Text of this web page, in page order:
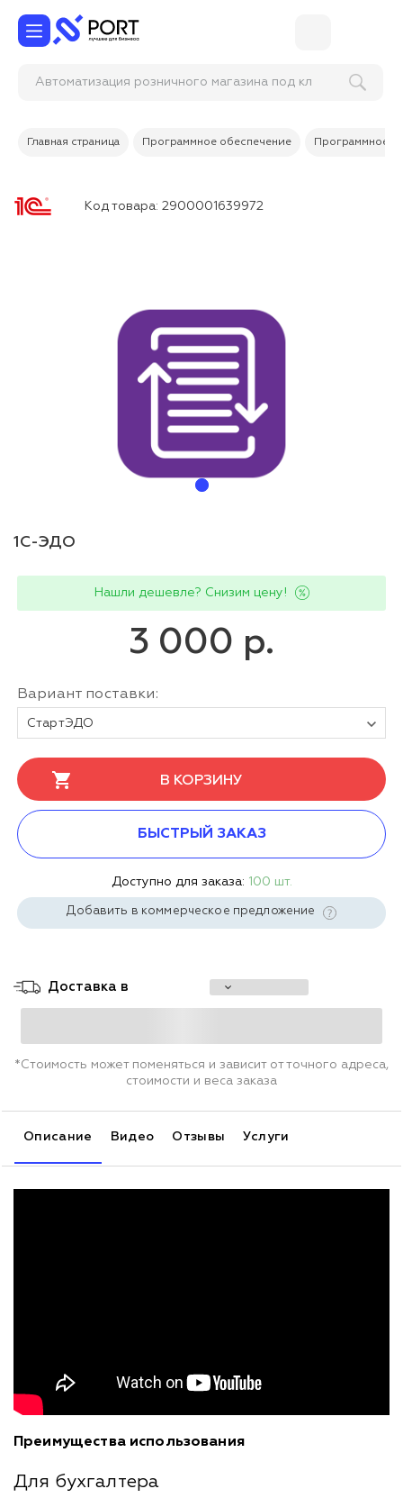
Автоматизация розничного магазина
Главная страница Программное обеспечение Программное
Код товара: 2900001639972
1С-ЭДО
Нашли дешевле? Снизим цену!
3 000 р.
Вариант поставки:
СтартЭДО
В КОРЗИНУ
БЫСТРЫЙ ЗАКАЗ
Доступно для заказа: 100 шт.
Добавить в коммерческое предложение
Доставка в
*Стоимость может поменяться и зависит от точного адреса,
стоимости и веса заказа
Описание Видео Отзывы Услуги
Преимущества использования
Для бухгалтера